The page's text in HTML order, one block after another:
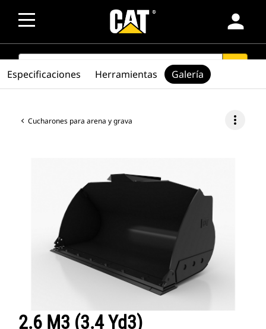
person
SEARCH
Cucharones para arena y grava more_vert
2.6 M3 (3.4 Yd3)
Especificaciones Herramientas Galería